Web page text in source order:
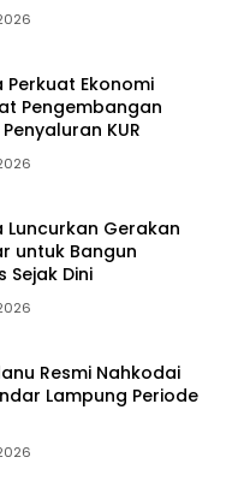
Ekonomi
Pengembangan
KUR
Luncurkan Gerakan
untuk Bangun
Sejak Dini
Resmi Nahkodai
Lampung Periode